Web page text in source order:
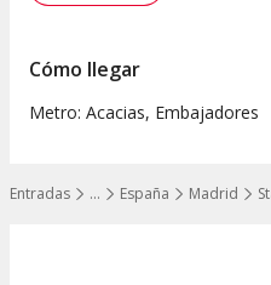
…
Mostrar todos los niveles
Entradas España Madrid
Cómo llegar
Metro: Acacias, Embajadores